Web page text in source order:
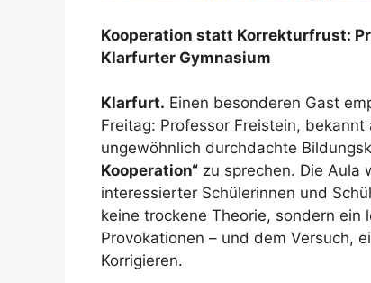
Kooperation statt Korrekturfrust:
Klarfurter Gymnasium
Klarfurt. Einen besonderen Gast
Freitag: Professor Freistein,
ungewöhnlich durchdachte
Kooperation“ zu sprechen. Die Aula
interessierter Schülerinnen und
keine trockene Theorie, sondern
Provokationen – und dem Versuch,
Korrigieren.